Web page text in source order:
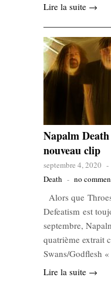
Lire la suite →
Napalm
nouveau clip
septembre 4, 2020 -
Death - no
Alors que
Defeatism est
septembre,
quatrième extrait
Swans/Godflesh
Lire la suite →